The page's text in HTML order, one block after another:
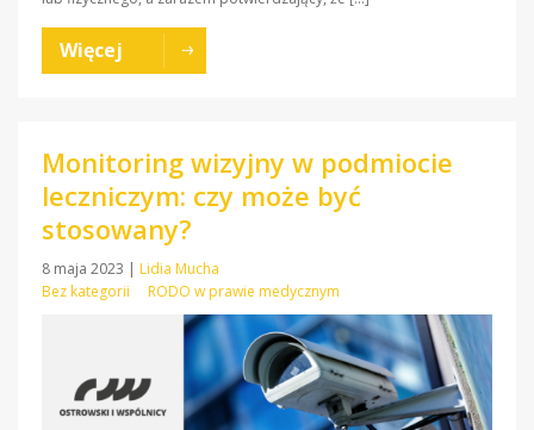
Więcej
Monitoring wizyjny w podmiocie
leczniczym: czy może być
stosowany?
8 maja 2023 | Lidia Mucha
Bez kategorii
RODO w prawie medycznym